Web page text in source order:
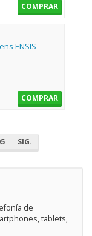
COMPRAR
ENSIS
COMPRAR
SIG.
de
tablets,